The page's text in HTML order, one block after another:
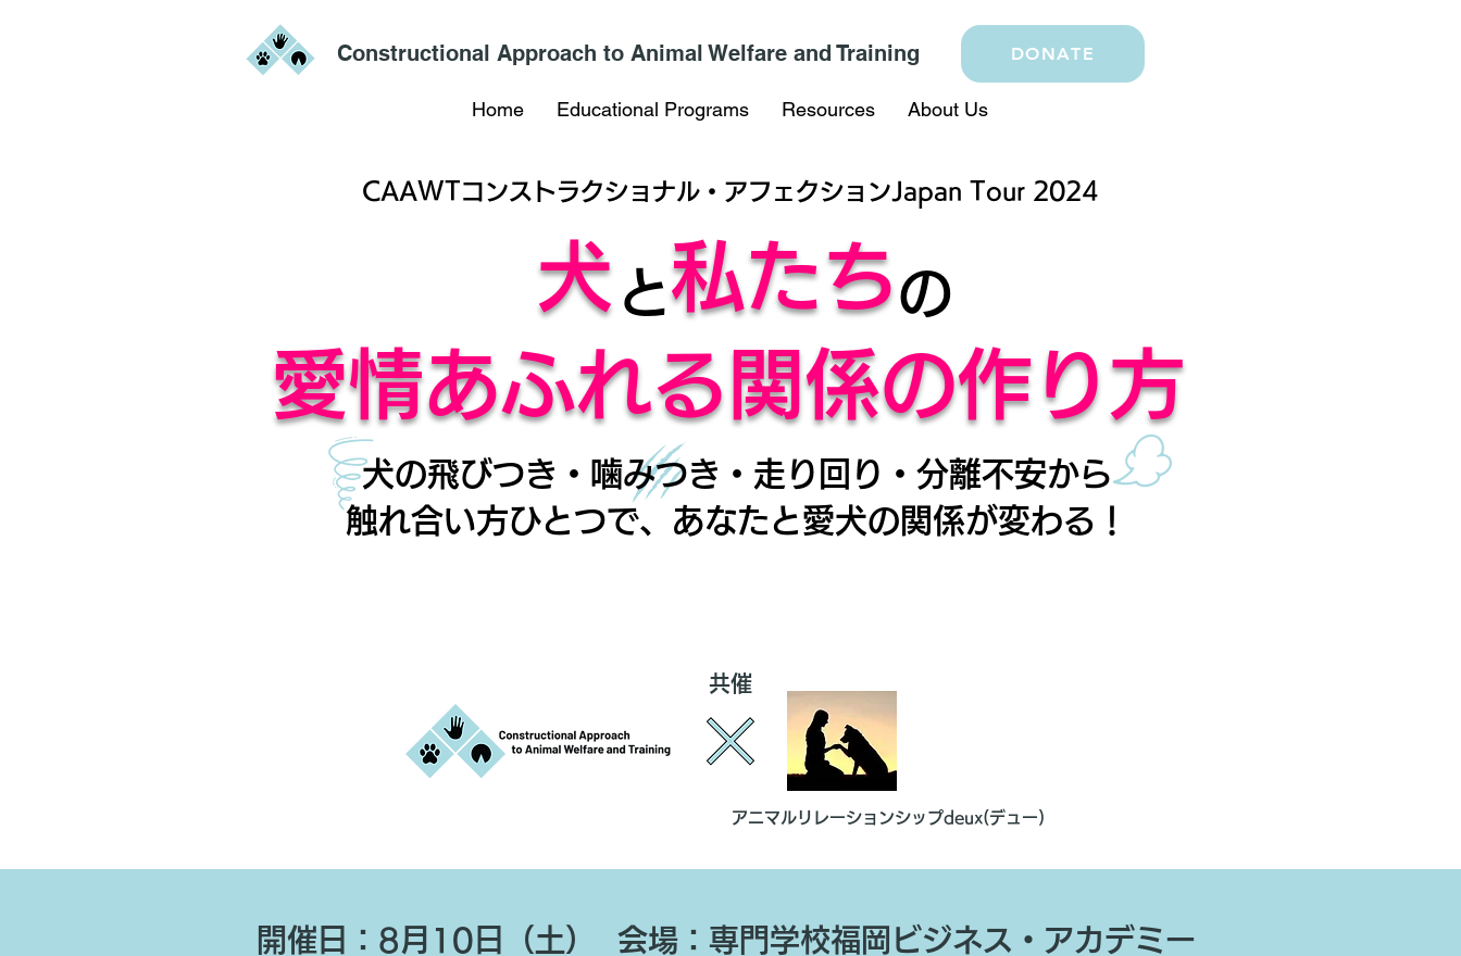
Constructional Approach to Animal Welfare and Training DONATE
Home Educational Programs Resources About Us
CAAWTコンストラクショナル・アフェクションJapan Tour 2024
犬 私たち
と の
愛情あふれる関係の作り方
犬の飛びつき・噛みつき・走り回り・分離不安から
触れ合い方ひとつで、あなたと愛犬の関係が変わる！
共催
アニマルリレーションシップdeux(デュー)
開催日：8月10日（土） 会場：専門学校福岡ビジネス・アカデミー